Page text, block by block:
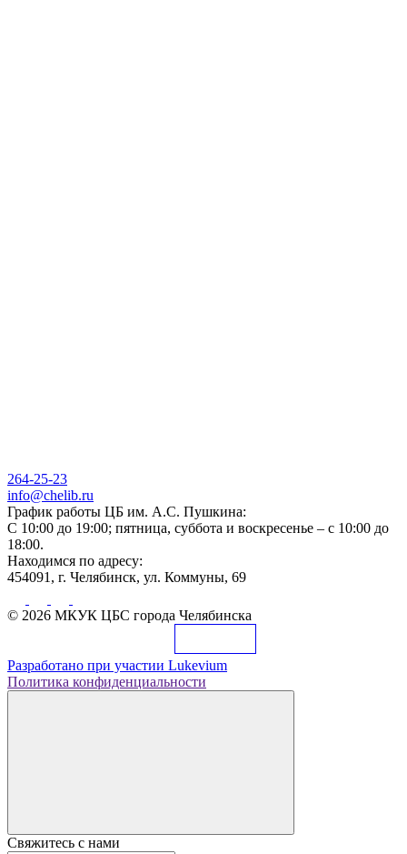
264-25-23
info@chelib.ru
График работы ЦБ им. А.С. Пушкина:
С 10:00 до 19:00; пятница, суббота и воскресенье – с 10:00 до
18:00.
Находимся по адресу:
454091, г. Челябинск, ул. Коммуны, 69
© 2026 МКУК ЦБС города Челябинска
Разработано при участии Lukevium
Политика конфиденциальности
Свяжитесь с нами